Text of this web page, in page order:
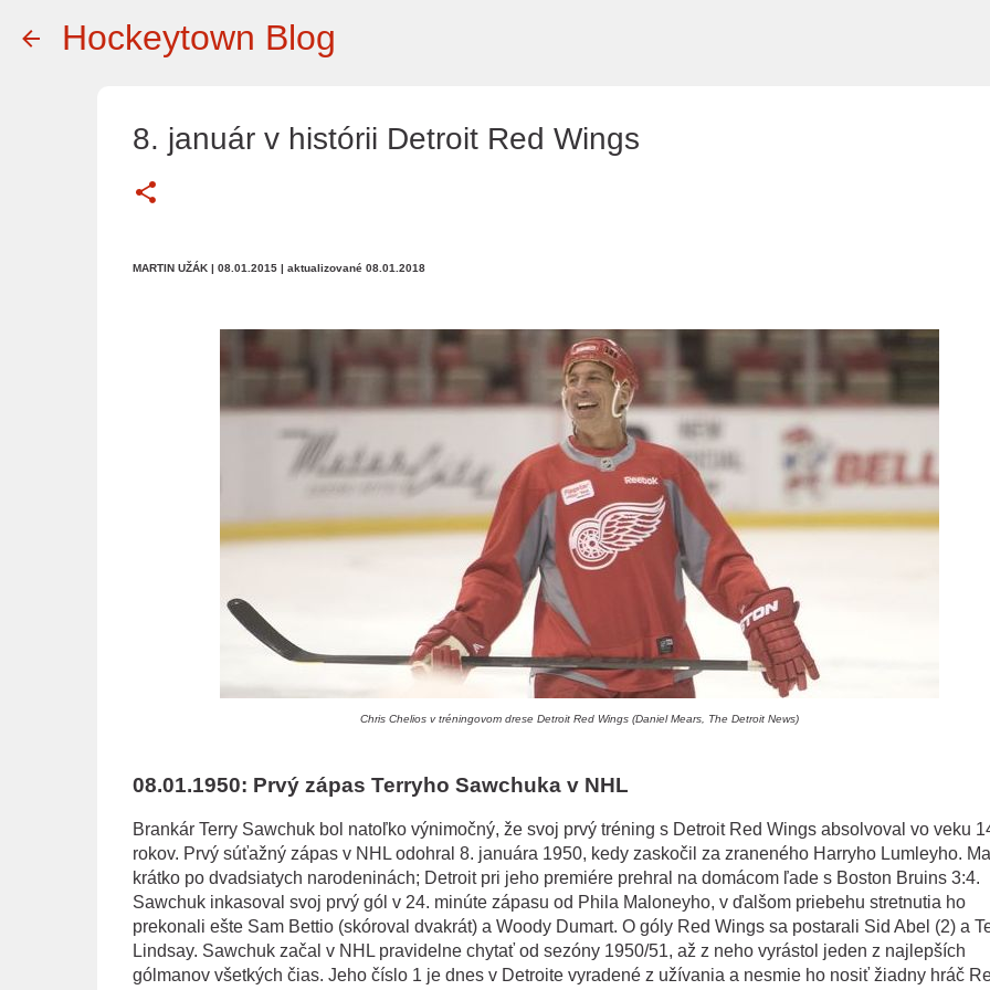
Hockeytown Blog
8. január v histórii Detroit Red Wings
MARTIN UŽÁK | 08.01.2015 | aktualizované 08.01.2018
Chris Chelios v tréningovom drese Detroit Red Wings (Daniel Mears, The Detroit News)
08.01.1950: Prvý zápas Terryho Sawchuka v NHL
Brankár Terry Sawchuk bol natoľko výnimočný, že svoj prvý tréning s Detroit Red Wings absolvoval vo veku
rokov. Prvý súťažný zápas v NHL odohral 8. januára 1950, kedy zaskočil za zraneného Harryho Lumleyho. Mal
krátko po dvadsiatych narodeninách; Detroit pri jeho premiére prehral na domácom ľade s Boston Bruins 3:4.
Sawchuk inkasoval svoj prvý gól v 24. minúte zápasu od Phila Maloneyho, v ďalšom priebehu stretnutia ho
prekonali ešte Sam Bettio (skóroval dvakrát) a Woody Dumart. O góly Red Wings sa postarali Sid Abel (2) a
Lindsay. Sawchuk začal v NHL pravidelne chytať od sezóny 1950/51, až z neho vyrástol jeden z najlepších
gólmanov všetkých čias. Jeho číslo 1 je dnes v Detroite vyradené z užívania a nesmie ho nosiť žiadny hráč